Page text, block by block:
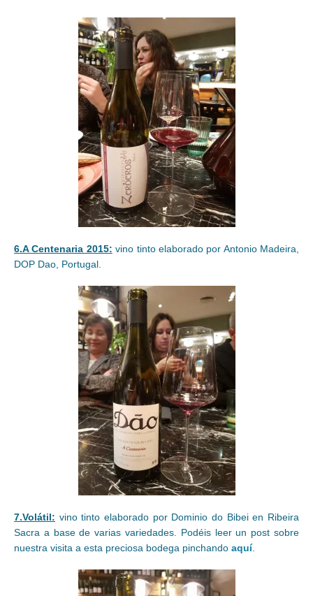
6.A Centenaria 2015: vino tinto elaborado por Antonio Madeira,
DOP Dao, Portugal.
7.Volátil: vino tinto elaborado por Dominio do Bibei en Ribeira
Sacra a base de varias variedades. Podéis leer un post sobre
nuestra visita a esta preciosa bodega pinchando aquí.